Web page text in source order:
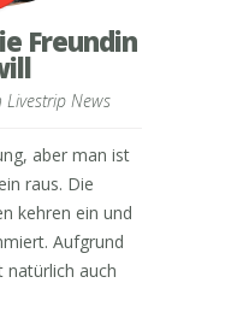
Freundin
Livestrip News
aber man ist
raus. Die
kehren ein und
Aufgrund
natürlich auch